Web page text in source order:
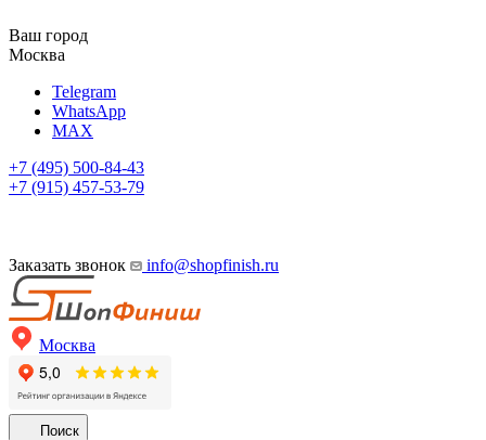
Ваш город
Москва
Telegram
WhatsApp
MAX
+7 (495) 500-84-43
+7 (915) 457-53-79
Заказать звонок info@shopfinish.ru
Москва
Поиск